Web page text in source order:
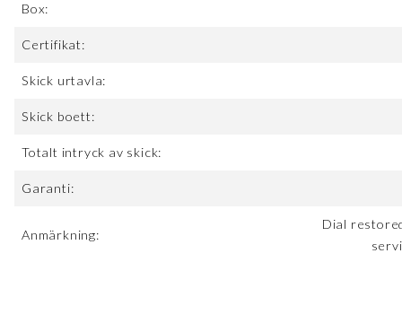
Box:
Certifikat:
Skick urtavla:
Skick boett:
Totalt intryck av skick:
Garanti:
Anmärkning:
Dial